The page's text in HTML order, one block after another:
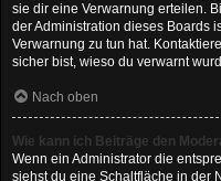
sie dir eine Verwarnung erteilen.
der Administration dieses Boards
Verwarnung zu tun hat.
sicher bist, wieso du verwarnt
Nach oben
Wie kann ich Beiträge den
Wenn ein Administrator die
siehst du eine Schaltfläche in der